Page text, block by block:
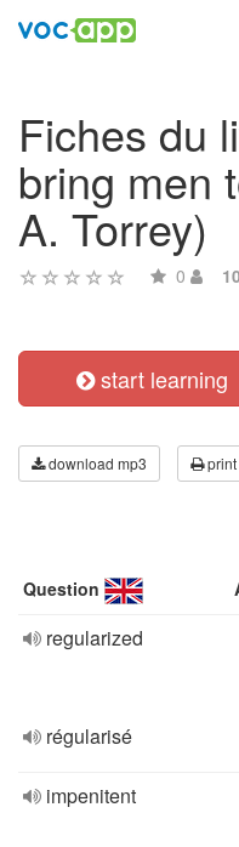
Fiches du
bring men
A. Torrey)
0
start learning
download mp3 print
Question
regularized
régularisé
impenitent